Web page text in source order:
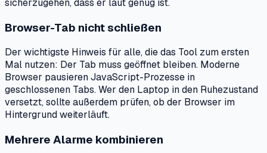
sicherzugehen, dass er laut genug ist.
Browser-Tab nicht schließen
Der wichtigste Hinweis für alle, die das Tool zum ersten
Mal nutzen: Der Tab muss geöffnet bleiben. Moderne
Browser pausieren JavaScript-Prozesse in
geschlossenen Tabs. Wer den Laptop in den Ruhezustand
versetzt, sollte außerdem prüfen, ob der Browser im
Hintergrund weiterläuft.
Mehrere Alarme kombinieren